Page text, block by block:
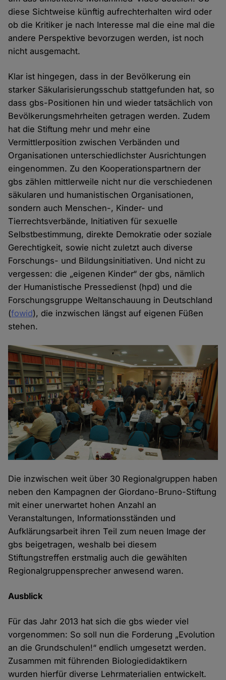
diese Sichtweise künftig aufrechterhalten wird oder
ob die Kritiker je nach Interesse mal die eine mal die
andere Perspektive bevorzugen werden, ist noch
nicht ausgemacht.
Klar ist hingegen, dass in der Bevölkerung ein
starker Säkularisierungsschub stattgefunden hat, so
dass gbs-Positionen hin und wieder tatsächlich von
Bevölkerungsmehrheiten getragen werden. Zudem
hat die Stiftung mehr und mehr eine
Vermittlerposition zwischen Verbänden und
Organisationen unterschiedlichster Ausrichtungen
eingenommen. Zu den Kooperationspartnern der
gbs zählen mittlerweile nicht nur die verschiedenen
säkularen und humanistischen Organisationen,
sondern auch Menschen-, Kinder- und
Tierrechtsverbände, Initiativen für sexuelle
Selbstbestimmung, direkte Demokratie oder soziale
Gerechtigkeit, sowie nicht zuletzt auch diverse
Forschungs- und Bildungsinitiativen. Und nicht zu
vergessen: die „eigenen Kinder“ der gbs, nämlich
der Humanistische Pressedienst (hpd) und die
Forschungsgruppe Weltanschauung in Deutschland
(fowid), die inzwischen längst auf eigenen Füßen
stehen.
Die inzwischen weit über 30 Regionalgruppen haben
neben den Kampagnen der Giordano-Bruno-Stiftung
mit einer unerwartet hohen Anzahl an
Veranstaltungen, Informationsständen und
Aufklärungsarbeit ihren Teil zum neuen Image der
gbs beigetragen, weshalb bei diesem
Stiftungstreffen erstmalig auch die gewählten
Regionalgruppensprecher anwesend waren.
Ausblick
Für das Jahr 2013 hat sich die gbs wieder viel
vorgenommen: So soll nun die Forderung „Evolution
an die Grundschulen!“ endlich umgesetzt werden.
Zusammen mit führenden Biologiedidaktikern
wurden hierfür diverse Lehrmaterialien entwickelt.